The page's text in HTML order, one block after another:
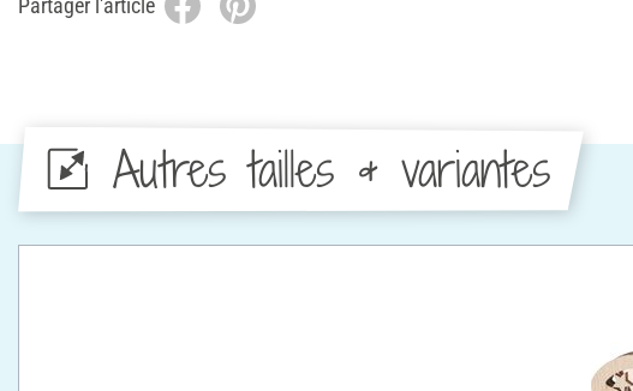
Partager l'article
Autres tailles & variantes